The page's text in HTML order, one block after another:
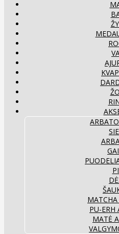
MATCHA
PU-ERH
MATĖ